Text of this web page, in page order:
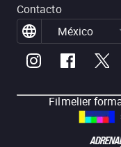
Contacto
México
Filmelier